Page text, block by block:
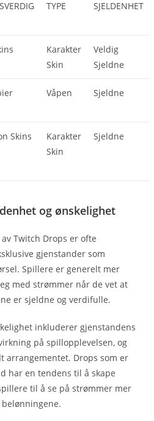
TYPE SJELDENHET
Karakter
Skin
Veldig
Sjeldne
Våpen Sjeldne
Skins
Karakter
Skin
Sjeldne
og ønskelighet
Twitch Drops er ofte
gjenstander som
Spillere er generelt mer
med strømmer når de vet at
er sjeldne og verdifulle.
inkluderer gjenstandens
på spillopplevelsen, og
arrangementet. Drops som er
har en tendens til å skape
til å se på strømmer mer